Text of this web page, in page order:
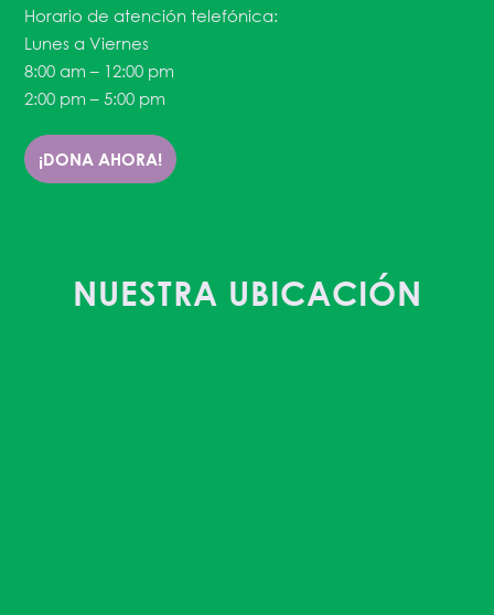
Horario de atención telefónica:
Lunes a Viernes
8:00 am – 12:00 pm
2:00 pm – 5:00 pm
¡DONA AHORA!
NUESTRA UBICACIÓN